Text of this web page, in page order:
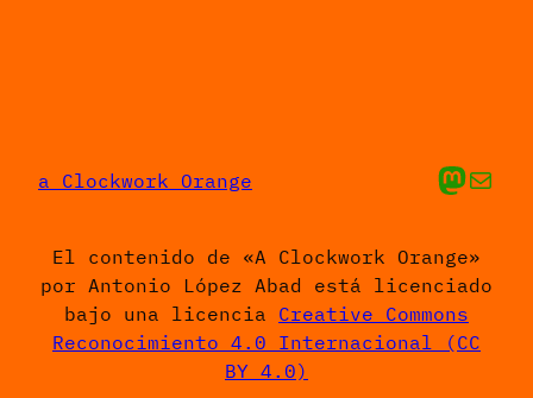
a Clockwork Orange Mis cosas en
Envíame
El contenido de «A Clockwork Orange»
por Antonio López Abad está licenciado
bajo una licencia Creative Commons
Reconocimiento 4.0 Internacional (CC
BY 4.0)